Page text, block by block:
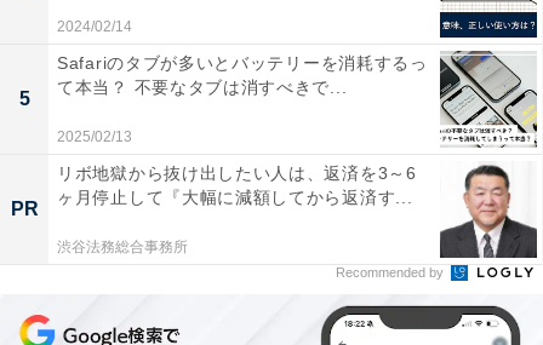
第1位：プロジェクトマネージャー（671万円）
1位は、平均年収671万円で「プロジェクトマネージャ
ー」でした。生涯賃金は3億1819万円、男性が696万円、
女性が557万円となっています。また年代別を見ると20
代は472万円、50代以上は837万円でした。
2024/02/14
5
Safariのタブが多いとバッテリーを消耗するっ
て本当？ 不要なタブは消すべきで...
2025/02/13
PR
リボ地獄から抜け出したい人は、返済を3～6
ヶ月停止して『大幅に減額してから返済す...
渋谷法務総合事務所
Recommended by